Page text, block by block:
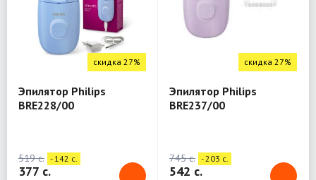
скидка 27%
Эпилятор Philips
BRE228/00
519 c. - 142 c.
377 c.
скидка 27%
Эпилятор Philips
BRE237/00
745 c. - 203 c.
542 c.